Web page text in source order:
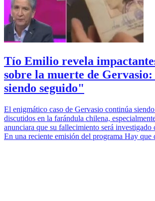
Tío Emilio revela
sobre la muerte de
siendo seguido"
El enigmático caso de Gervasio continúa
discutidos en la farándula chilena,
anunciara que su fallecimiento será
En una reciente emisión del programa Hay